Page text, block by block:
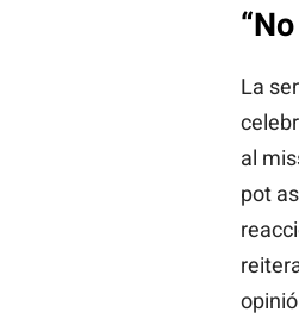
La
al
pot